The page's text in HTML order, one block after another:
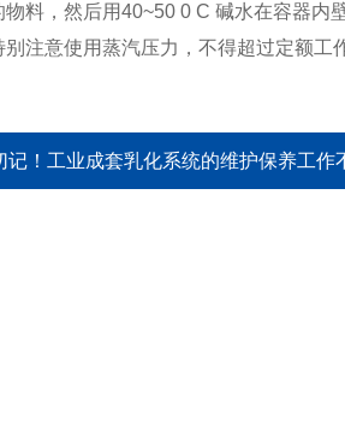
料，然后用40~50 0 C 碱水在容器
注意使用蒸汽压力，不得超过定额工
记！工业成套乳化系统的维护保养工作